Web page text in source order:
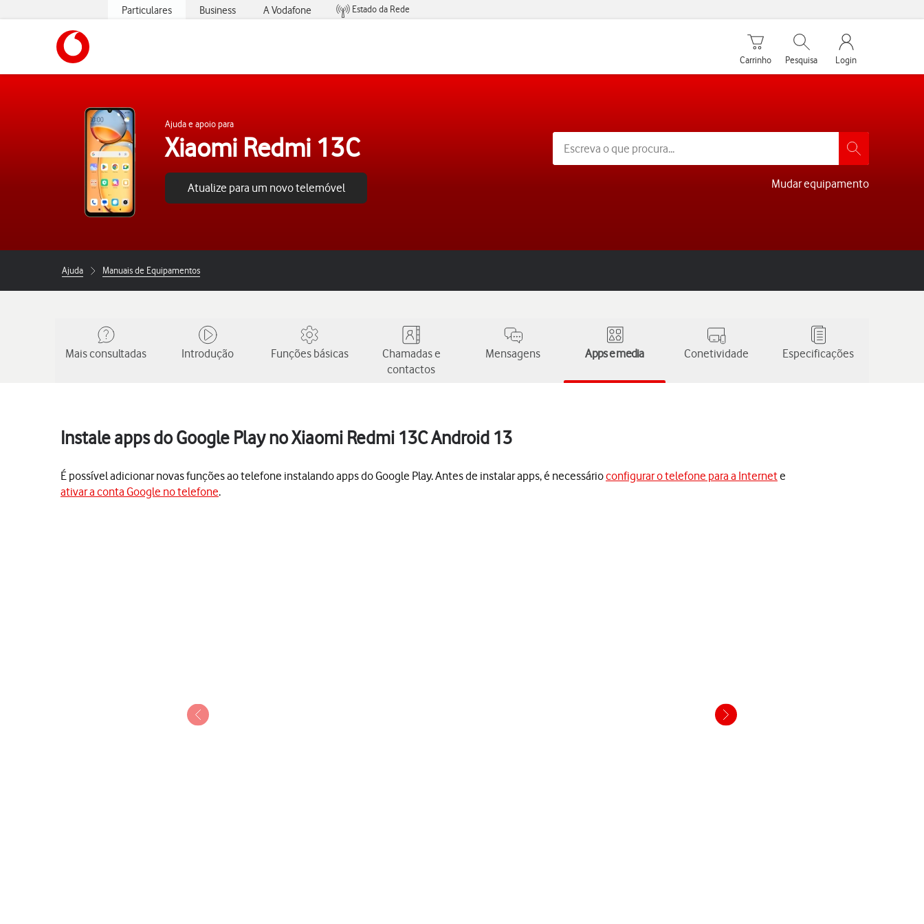
Particulares Business A Vodafone
Estado da Rede
Carrinho de compras
Carrinho
Pesquisar
Pesquisa
My Vodafone
Login
Ajuda e apoio para
Xiaomi Redmi 13C
Atualize para um novo telemóvel Mudar equipamento
Ajuda Manuais de Equipamentos
Mais consultadas Introdução Funções básicas
Chamadas e
contactos
Mensagens Apps e media Conetividade Especificações
Instale apps do Google Play no Xiaomi Redmi 13C Android 13
É possível adicionar novas funções ao telefone instalando apps do Google Play. Antes de instalar apps, é necessárioconfigurar o telefone para a Internete
ativar a conta Google no telefone.